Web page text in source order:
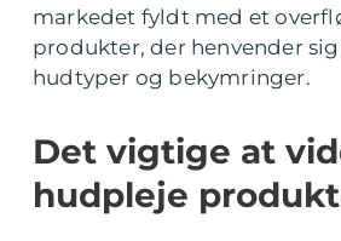
markedet fyldt med et
produkter, der henvender
hudtyper og bekymringer.
Det vigtige at
hudpleje